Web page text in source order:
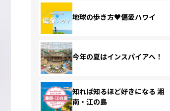
地球の歩き方♥偏愛ハワイ
今年の夏はインスパイアへ！
知れば知るほど好きになる 湘
南・江の島